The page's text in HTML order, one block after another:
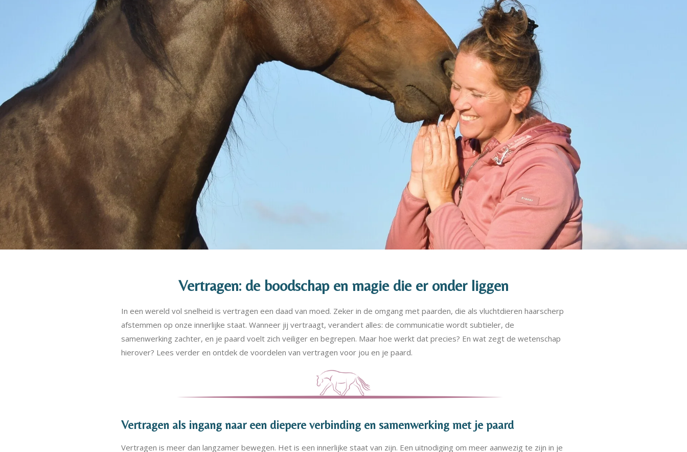
Vertragen: de boodschap en magie die er onder liggen
In een wereld vol snelheid is vertragen een daad van moed. Zeker in de omgang met paarden, die als vluchtdieren haarscherp
afstemmen op onze innerlijke staat. Wanneer jij vertraagt, verandert alles: de communicatie wordt subtieler, de
samenwerking zachter, en je paard voelt zich veiliger en begrepen. Maar hoe werkt dat precies? En wat zegt de wetenschap
hierover? Lees verder en ontdek de voordelen van vertragen voor jou en je paard.
Vertragen als ingang naar een diepere verbinding en samenwerking met je paard
Vertragen is meer dan langzamer bewegen. Het is een innerlijke staat van zijn. Een uitnodiging om meer aanwezig te zijn in je